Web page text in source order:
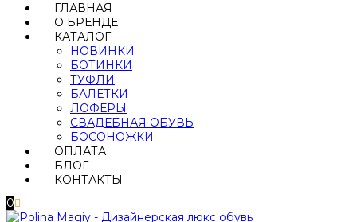
ГЛАВНАЯ
О БРЕНДЕ
КАТАЛОГ
НОВИНКИ
БОТИНКИ
ТУФЛИ
БАЛЕТКИ
ЛОФЕРЫ
СВАДЕБНАЯ ОБУВЬ
БОСОНОЖКИ
ОПЛАТА
БЛОГ
КОНТАКТЫ
0